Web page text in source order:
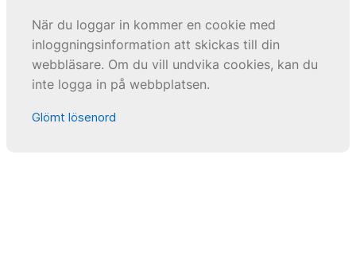
När du loggar in kommer en cookie med
inloggningsinformation att skickas till din
webbläsare. Om du vill undvika cookies, kan du
inte logga in på webbplatsen.
Glömt lösenord